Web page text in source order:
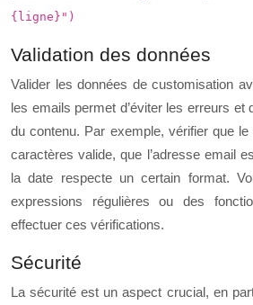
{ligne}")
Validation des données
Valider les données de customisation
les emails permet d’éviter les erreurs et
du contenu. Par exemple, vérifier que
caractères valide, que l’adresse email
la date respecte un certain format.
expressions régulières ou des
effectuer ces vérifications.
Sécurité
La sécurité est un aspect crucial, en